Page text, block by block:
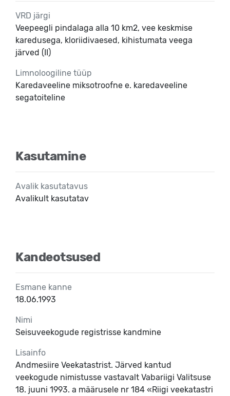
VRD järgi
Veepeegli pindalaga alla 10 km2, vee keskmise
karedusega, kloriidivaesed, kihistumata veega
järved (II)
Limnoloogiline tüüp
Karedaveeline miksotroofne e. karedaveeline
segatoiteline
Kasutamine
Avalik kasutatavus
Avalikult kasutatav
Kandeotsused
Esmane kanne
18.06.1993
Nimi
Seisuveekogude registrisse kandmine
Lisainfo
Andmesiire Veekatastrist. Järved kantud
veekogude nimistusse vastavalt Vabariigi Valitsuse
18. juuni 1993. a määrusele nr 184 «Riigi veekatastri